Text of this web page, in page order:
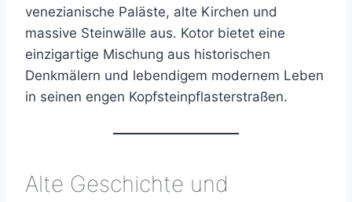
venezianische Paläste, alte Kirchen und
massive Steinwälle aus. Kotor bietet eine
einzigartige Mischung aus historischen
Denkmälern und lebendigem modernem Leben
in seinen engen Kopfsteinpflasterstraßen.
Alte Geschichte und